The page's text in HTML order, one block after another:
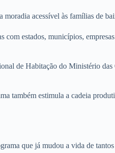
acessível às famílias de
estados, municípios,
de Habitação do Ministério
também estimula a cadeia
que já mudou a vida de